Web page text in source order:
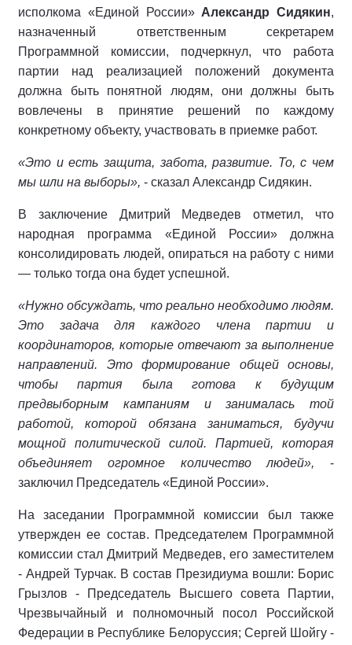
исполкома «Единой России» Александр Сидякин,
назначенный ответственным секретарем
Программной комиссии, подчеркнул, что работа
партии над реализацией положений документа
должна быть понятной людям, они должны быть
вовлечены в принятие решений по каждому
конкретному объекту, участвовать в приемке работ.
«Это и есть защита, забота, развитие. То, с чем
мы шли на выборы», - сказал Александр Сидякин.
В заключение Дмитрий Медведев отметил, что
народная программа «Единой России» должна
консолидировать людей, опираться на работу с ними
— только тогда она будет успешной.
«Нужно обсуждать, что реально необходимо людям.
Это задача для каждого члена партии и
координаторов, которые отвечают за выполнение
направлений. Это формирование общей основы,
чтобы партия была готова к будущим
предвыборным кампаниям и занималась той
работой, которой обязана заниматься, будучи
мощной политической силой. Партией, которая
объединяет огромное количество людей», -
заключил Председатель «Единой России».
На заседании Программной комиссии был также
утвержден ее состав. Председателем Программной
комиссии стал Дмитрий Медведев, его заместителем
- Андрей Турчак. В состав Президиума вошли: Борис
Грызлов - Председатель Высшего совета Партии,
Чрезвычайный и полномочный посол Российской
Федерации в Республике Белоруссия; Сергей Шойгу -